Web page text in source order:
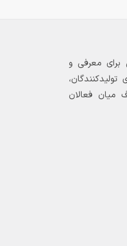
بستری آنلاین برای معرفی و
میان فعالان